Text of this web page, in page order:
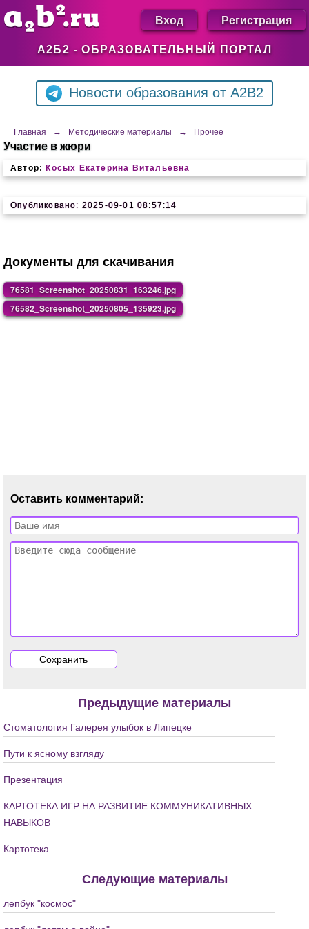
А2Б2 - ОБРАЗОВАТЕЛЬНЫЙ ПОРТАЛ
Вход Регистрация
Новости образования от A2B2
Главная → Методические материалы → Прочее
Участие в жюри
Автор: Косых Екатерина Витальевна
Опубликовано: 2025-09-01 08:57:14
Документы для скачивания
76581_Screenshot_20250831_163246.jpg
76582_Screenshot_20250805_135923.jpg
Оставить комментарий:
Предыдущие материалы
Стоматология Галерея улыбок в Липецке
Пути к ясному взгляду
Презентация
КАРТОТЕКА ИГР НА РАЗВИТИЕ КОММУНИКАТИВНЫХ
НАВЫКОВ
Картотека
Следующие материалы
лепбук "космос"